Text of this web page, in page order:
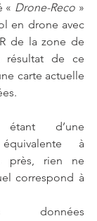
« Drone-Reco »
en drone avec
de la zone de
résultat de ce
carte actuelle
étant d’une
à
près, rien ne
correspond à
données